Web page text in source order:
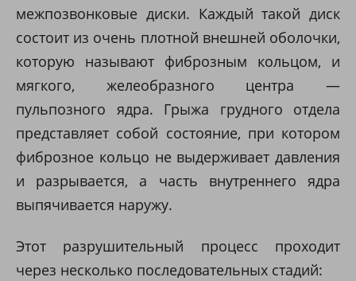
межпозвонковые диски. Каждый такой диск
состоит из очень плотной внешней оболочки,
которую называют фиброзным кольцом, и
мягкого, желеобразного центра —
пульпозного ядра. Грыжа грудного отдела
представляет собой состояние, при котором
фиброзное кольцо не выдерживает давления
и разрывается, а часть внутреннего ядра
выпячивается наружу.
Этот разрушительный процесс проходит
через несколько последовательных стадий: